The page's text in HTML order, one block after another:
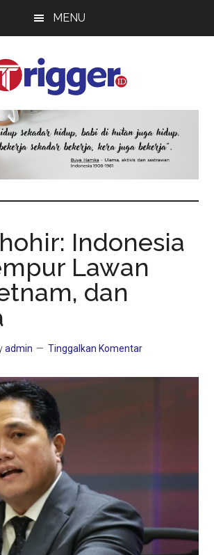
MENU
Indonesia
Lawan
dan
admin Tinggalkan Komentar